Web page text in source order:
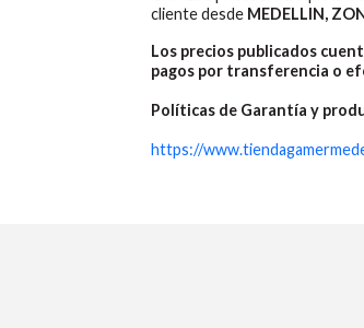
cliente desde MEDELLIN,
Los precios publicados
pagos por transferencia o
Políticas de Garantía y
https://